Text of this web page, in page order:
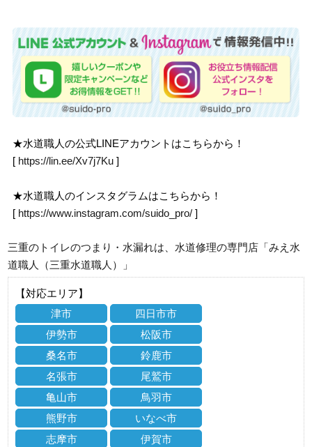
★水道職人の公式LINEアカウントはこちらから！
[ https://lin.ee/Xv7j7Ku ]
★水道職人のインスタグラムはこちらから！
[ https://www.instagram.com/suido_pro/ ]
三重のトイレのつまり・水漏れは、水道修理の専門店「みえ水
道職人（三重水道職人）」
【対応エリア】
津市
四日市市
伊勢市
松阪市
桑名市
鈴鹿市
名張市
尾鷲市
亀山市
鳥羽市
熊野市
いなべ市
志摩市
伊賀市